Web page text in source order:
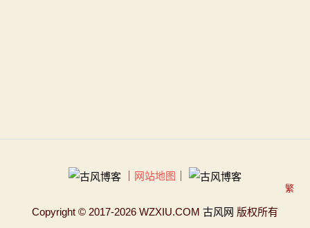
网站地图
Copyright © 2017-2026 WZXIU.COM 古风网 版权所有
繁